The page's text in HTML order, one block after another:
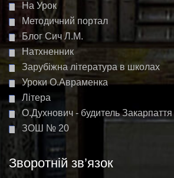
На Урок
Методичний портал
Блог Сич Л.М.
Натхненник
Зарубіжна література в школах
Уроки О.Авраменка
Літера
О.Духнович - будитель Закарпаття
ЗОШ № 20
Зворотній зв’язок